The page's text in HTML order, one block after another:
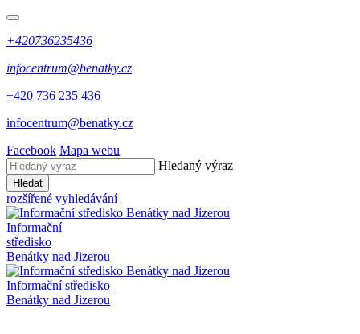
+420736235436
infocentrum@benatky.cz
+420 736 235 436
infocentrum@benatky.cz
Facebook Mapa webu
Hledaný výraz
Hledat
rozšířené vyhledávání
Informační
středisko
Benátky nad Jizerou
Informační středisko
Benátky nad Jizerou